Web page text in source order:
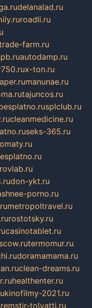
delanalad.ru
roadli.ru
farm.ru
autodamp.ru
x-ton.ru
manunae.ru
tajuncos.ru
splclub.ru
cleanmedicine.ru
seks-365.ru
don-ykt.ru
porno.ru
metropoltravel.ru
rostotsky.ru
casinotablet.ru
termomur.ru
doramamama.ru
clean-dreams.ru
healthenter.ru
kinofilmy-2021.ru
remstir-tolyatti.ru